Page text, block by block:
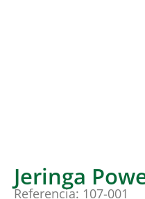
Jeringa
Referencia: 107-001